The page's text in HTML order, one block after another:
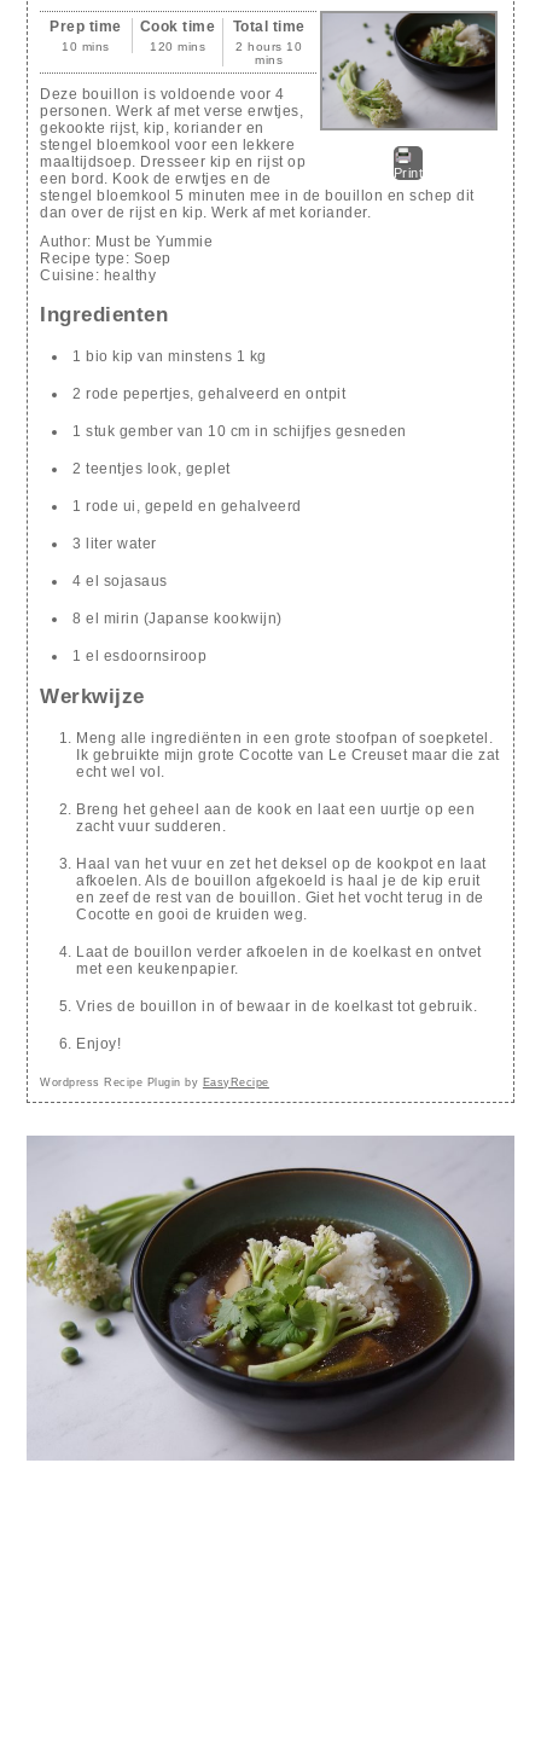
Print
Prep time
10 mins
Cook time
120 mins
Total time
2 hours 10
mins
Deze bouillon is voldoende voor 4
personen. Werk af met verse erwtjes,
gekookte rijst, kip, koriander en
stengel bloemkool voor een lekkere
maaltijdsoep. Dresseer kip en rijst op
een bord. Kook de erwtjes en de
stengel bloemkool 5 minuten mee in de bouillon en schep dit
dan over de rijst en kip. Werk af met koriander.
Author: Must be Yummie
Recipe type: Soep
Cuisine: healthy
Ingredienten
1 bio kip van minstens 1 kg
2 rode pepertjes, gehalveerd en ontpit
1 stuk gember van 10 cm in schijfjes gesneden
2 teentjes look, geplet
1 rode ui, gepeld en gehalveerd
3 liter water
4 el sojasaus
8 el mirin (Japanse kookwijn)
1 el esdoornsiroop
Werkwijze
Meng alle ingrediënten in een grote stoofpan of soepketel.
Ik gebruikte mijn grote Cocotte van Le Creuset maar die zat
echt wel vol.
Breng het geheel aan de kook en laat een uurtje op een
zacht vuur sudderen.
Haal van het vuur en zet het deksel op de kookpot en laat
afkoelen. Als de bouillon afgekoeld is haal je de kip eruit
en zeef de rest van de bouillon. Giet het vocht terug in de
Cocotte en gooi de kruiden weg.
Laat de bouillon verder afkoelen in de koelkast en ontvet
met een keukenpapier.
Vries de bouillon in of bewaar in de koelkast tot gebruik.
Enjoy!
Wordpress Recipe Plugin by EasyRecipe